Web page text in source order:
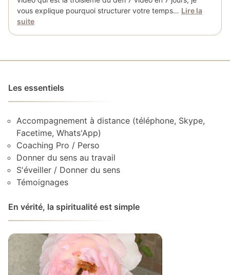
vous explique pourquoi structurer votre temps… Lire la
suite
Les essentiels
Accompagnement à distance (téléphone, Skype,
Facetime, Whats'App)
Coaching Pro / Perso
Donner du sens au travail
S'éveiller / Donner du sens
Témoignages
En vérité, la spiritualité est simple